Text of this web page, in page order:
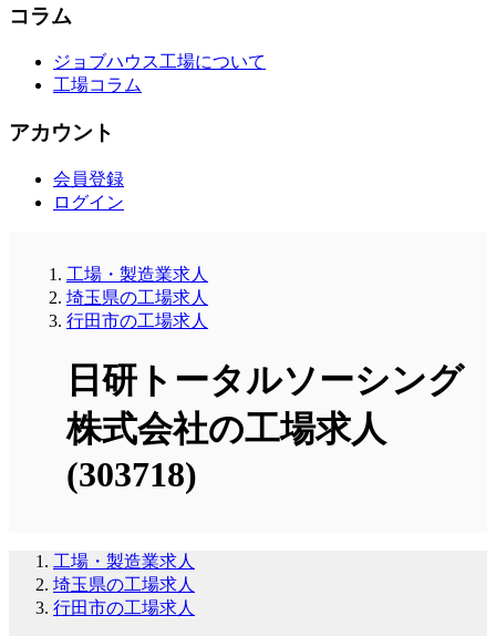
コラム
ジョブハウス工場について
工場コラム
アカウント
会員登録
ログイン
工場・製造業求人
埼玉県の工場求人
行田市の工場求人
日研トータルソーシング
株式会社の工場求人
(303718)
工場・製造業求人
埼玉県の工場求人
行田市の工場求人